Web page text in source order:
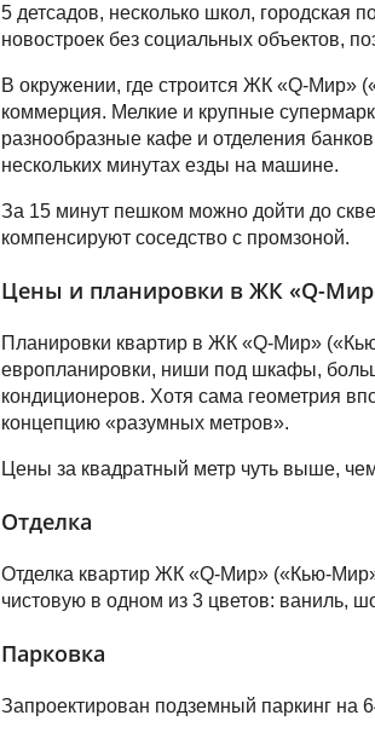
5 детсадов, несколько школ, городская
новостроек без социальных объектов,
В окружении, где строится ЖК «Q-Мир»
коммерция. Мелкие и крупные
разнообразные кафе и отделения
нескольких минутах езды на машине.
За 15 минут пешком можно дойти до
компенсируют соседство с промзоной.
Цены и планировки в ЖК «Q-
Планировки квартир в ЖК «Q-Мир»
европланировки, ниши под шкафы,
кондиционеров. Хотя сама геометрия
концепцию «разумных метров».
Цены за квадратный метр чуть выше,
Отделка
Отделка квартир ЖК «Q-Мир» («Кью-
чистовую в одном из 3 цветов: ваниль,
Парковка
Запроектирован подземный паркинг на